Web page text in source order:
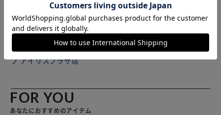
販売元(特定商取引法に基づく表記)：DAPオンラインショッ
プ アイリスプラザ店
FOR YOU
あなたにおすすめのアイテム